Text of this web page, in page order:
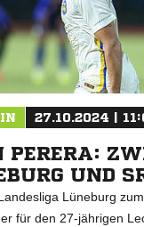
27.10.2024 |
PERERA:
UND
Lüneburg
für den 27-jährigen